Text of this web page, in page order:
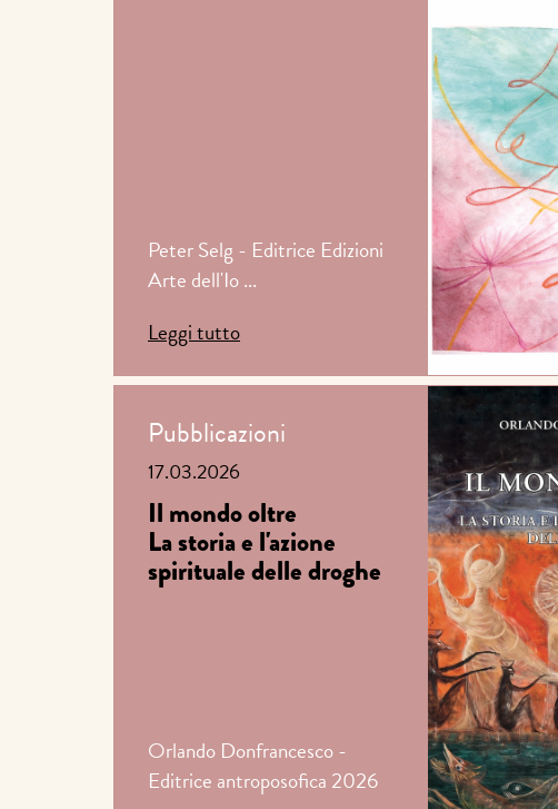
Peter Selg - Editrice Edizioni
Arte dell'Io ...
Leggi tutto
Pubblicazioni
17.03.2026
Il mondo oltre
La storia e l'azione
spirituale delle droghe
Orlando Donfrancesco -
Editrice antroposofica 2026